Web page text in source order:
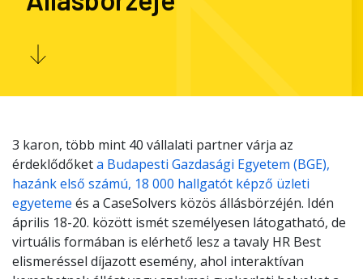
3 karon, több mint 40 vállalati partner várja az
érdeklődőketa Budapesti Gazdasági Egyetem (BGE),
hazánk első számú, 18 000 hallgatót képző üzleti
egyeteme és a CaseSolvers közös állásbörzéjén. Idén
április 18-20. között ismét személyesen látogatható, de
virtuális formában is elérhető lesz a tavaly HR Best
elismeréssel díjazott esemény, ahol interaktívan